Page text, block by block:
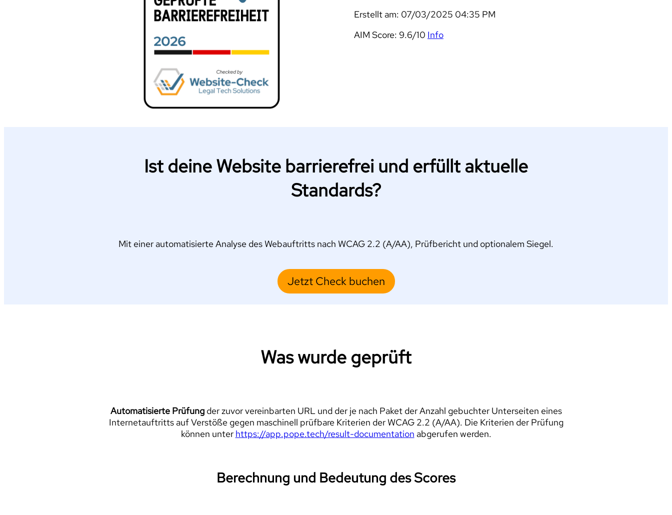
Erstellt am: 07/03/2025 04:35 PM
AIM Score: 9.6/10 Info
Ist deine Website barrierefrei und erfüllt aktuelle
Standards?
Mit einer automatisierte Analyse des Webauftritts nach WCAG 2.2 (A/AA), Prüfbericht und optionalem Siegel.
Jetzt Check buchen
Was wurde geprüft
Automatisierte Prüfungder zuvor vereinbarten URL und der je nach Paket der Anzahl gebuchter Unterseiten eines
Internetauftritts auf Verstöße gegen maschinell prüfbare Kriterien der WCAG 2.2 (A/AA). Die Kriterien der Prüfung
können unter https://app.pope.tech/result-documentation abgerufen werden.
Berechnung und Bedeutung des Scores